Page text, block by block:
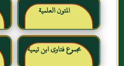
المتون العلمية
مجموع فتاوى ابن تيمية